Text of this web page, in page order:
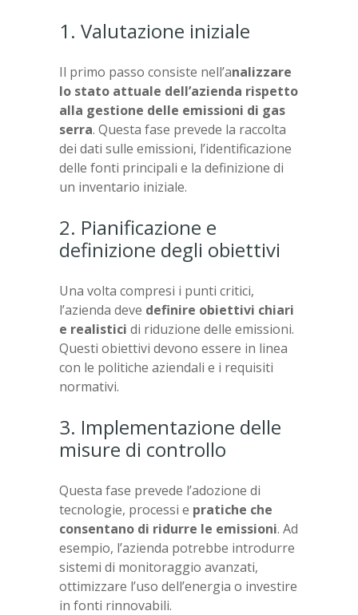
1. Valutazione iniziale
Il primo passo consiste nell’analizzare
lo stato attuale dell’azienda rispetto
alla gestione delle emissioni di gas
serra. Questa fase prevede la raccolta
dei dati sulle emissioni, l’identificazione
delle fonti principali e la definizione di
un inventario iniziale.
2. Pianificazione e
definizione degli obiettivi
Una volta compresi i punti critici,
l’azienda deve definire obiettivi chiari
e realistici di riduzione delle emissioni.
Questi obiettivi devono essere in linea
con le politiche aziendali e i requisiti
normativi.
3. Implementazione delle
misure di controllo
Questa fase prevede l’adozione di
tecnologie, processi e pratiche che
consentano di ridurre le emissioni. Ad
esempio, l’azienda potrebbe introdurre
sistemi di monitoraggio avanzati,
ottimizzare l’uso dell’energia o investire
in fonti rinnovabili.